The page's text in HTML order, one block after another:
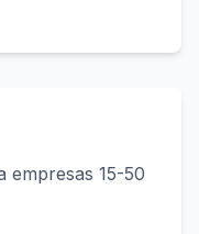
empresas 15-50